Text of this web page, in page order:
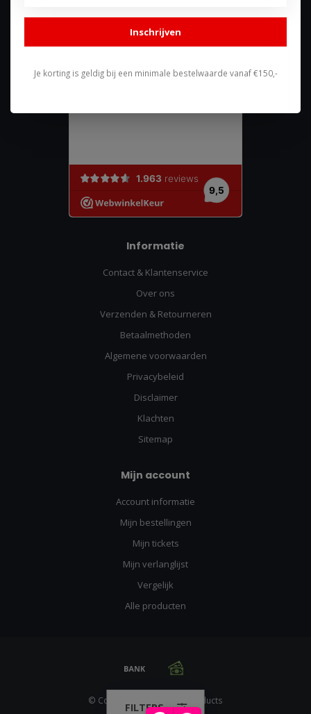
Reviews
Informatie
Contact & Klantenservice
Over ons
Verzenden & Retourneren
Betaalmethoden
Algemene voorwaarden
Privacybeleid
Disclaimer
Klachten
Sitemap
Mijn account
Account informatie
Mijn bestellingen
Mijn tickets
Mijn verlanglijst
Vergelijk
Alle producten
© Copyright 2026 Racing Products
FILTERS
Inschrijven
Je korting is geldig bij een minimale bestelwaarde vanaf €150,-